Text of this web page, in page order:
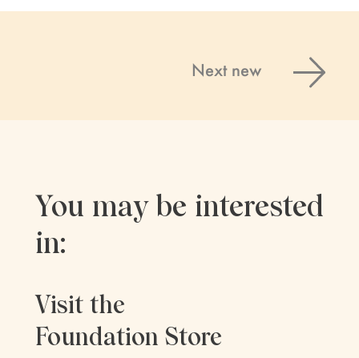
Next new
You may be interested
in:
Visit the
Foundation Store